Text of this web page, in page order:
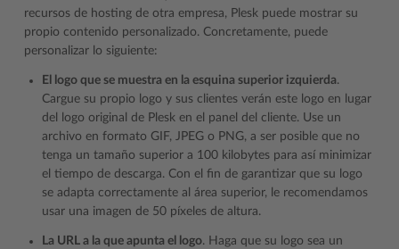
recursos de hosting de otra empresa, Plesk puede mostrar su
propio contenido personalizado. Concretamente, puede
personalizar lo siguiente:
El logo que se muestra en la esquina superior izquierda.
Cargue su propio logo y sus clientes verán este logo en lugar
del logo original de Plesk en el panel del cliente. Use un
archivo en formato GIF, JPEG o PNG, a ser posible que no
tenga un tamaño superior a 100 kilobytes para así minimizar
el tiempo de descarga. Con el fin de garantizar que su logo
se adapta correctamente al área superior, le recomendamos
usar una imagen de 50 píxeles de altura.
La URL a la que apunta el logo. Haga que su logo sea un